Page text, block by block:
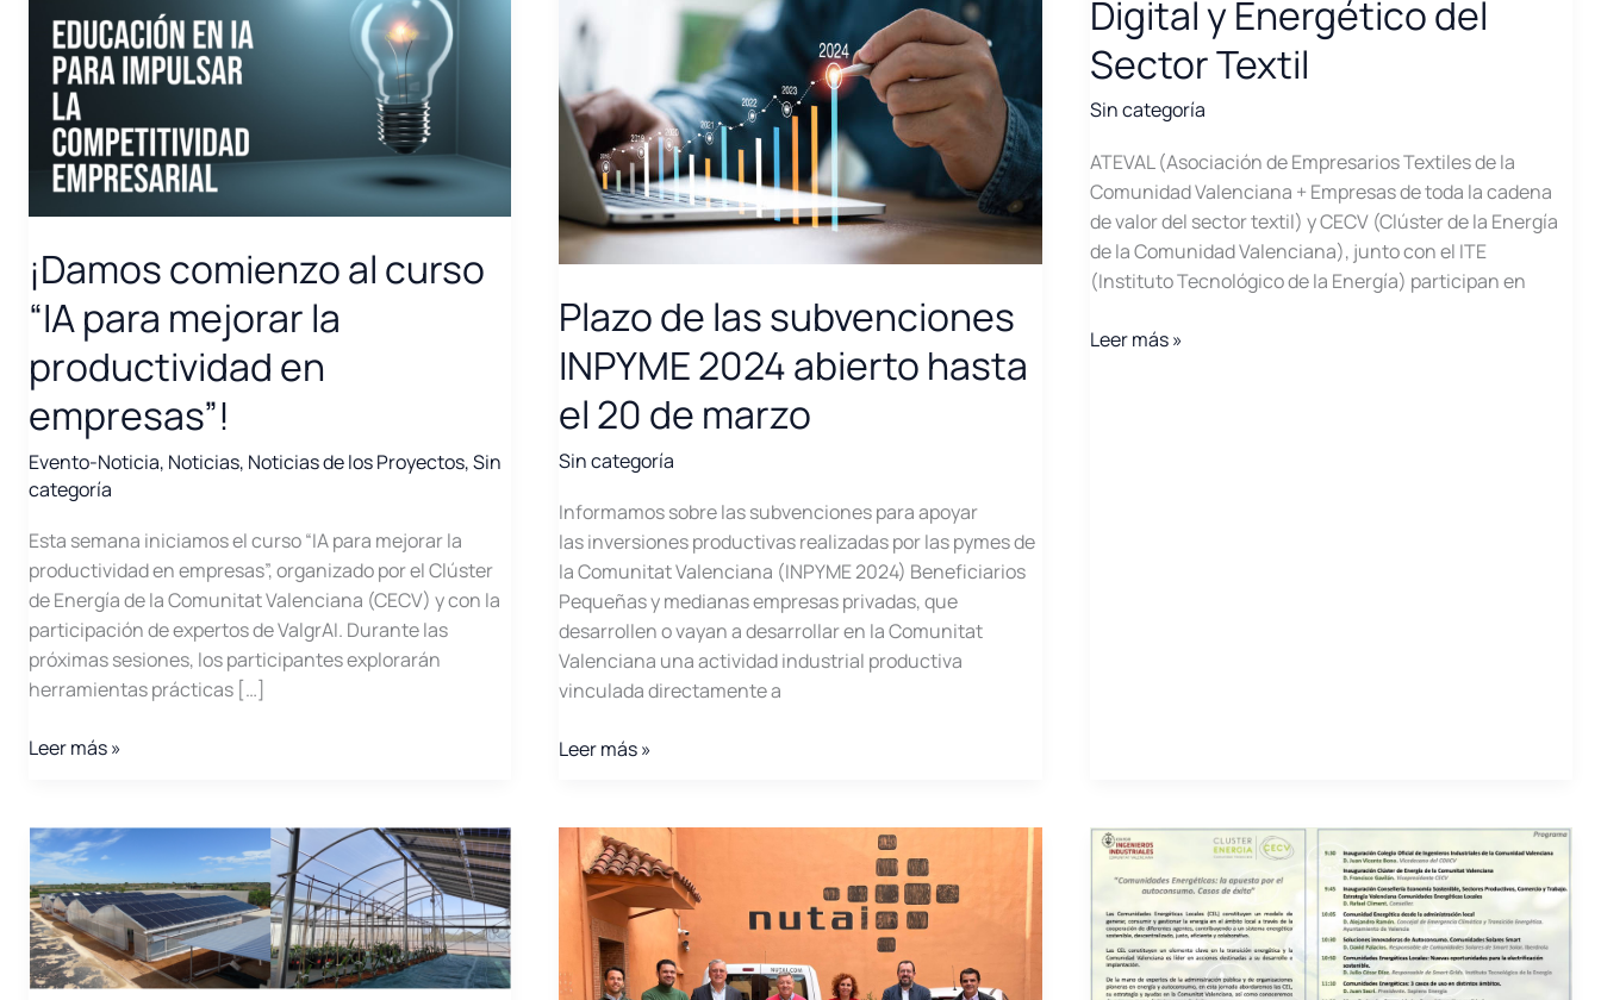
¡Damos comienzo al curso
“IA para mejorar la
productividad en
empresas”!
Evento-Noticia, Noticias, Noticias de los Proyectos,Sin
categoría
Esta semana iniciamos el curso “IA para mejorar la
productividad en empresas”, organizado por el Clúster
de Energía de la Comunitat Valenciana (CECV) y con la
participación de expertos de ValgrAI. Durante las
próximas sesiones, los participantes explorarán
herramientas prácticas […]
¡Damos
curso
“IA
para
mejorar
la
productividad
Leer más »
Plazo de las subvenciones
INPYME 2024 abierto hasta
el 20 de marzo
Sin categoría
Informamos sobre las subvenciones para apoyar
las inversiones productivas realizadas por las pymes de
la Comunitat Valenciana (INPYME 2024) Beneficiarios
Pequeñas y medianas empresas privadas, que
desarrollen o vayan a desarrollar en la Comunitat
Valenciana una actividad industrial productiva
vinculada directamente a
Plazo
subvenciones
INPYME
2024
abierto
hasta
el
Leer más »
Digital y Energético del
Sector Textil
Sin categoría
ATEVAL (Asociación de Empresarios Textiles de la
Comunidad Valenciana + Empresas de toda la cadena
de valor del sector textil) y CECV (Clúster de la Energía
de la Comunidad Valenciana), junto con el ITE
(Instituto Tecnológico de la Energía) participan en
DIENERTEX.
Leer más »